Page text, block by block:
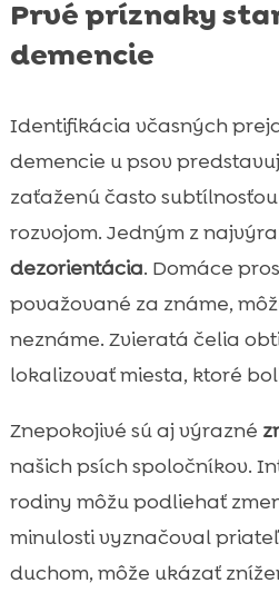
Prvé príznaky
demencie
Identifikácia včasných
demencie u psov
zaťaženú často
rozvojom. Jedným z
dezorientácia. Domáce
považované za známe,
neznáme. Zvieratá čelia
lokalizovať miesta, ktoré
Znepokojivé sú aj výrazné
našich psích spoločníkov.
rodiny môžu podliehať
minulosti vyznačoval
duchom, môže ukázať